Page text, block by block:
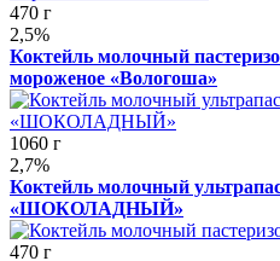
470 г
2,5%
Коктейль молочный
мороженое «Вологоша»
1060 г
2,7%
Коктейль молочный
«ШОКОЛАДНЫЙ»
470 г